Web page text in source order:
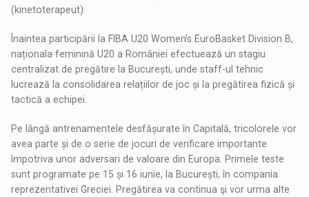
(kinetoterapeut).
Înaintea participării la FIBA U20 Women’s EuroBasket Division B,
naționala feminină U20 a României efectuează un stagiu
centralizat de pregătire la București, unde staff-ul tehnic
lucrează la consolidarea relațiilor de joc și la pregătirea fizică și
tactică a echipei.
Pe lângă antrenamentele desfășurate în Capitală, tricolorele vor
avea parte și de o serie de jocuri de verificare importante
împotriva unor adversari de valoare din Europa. Primele teste
sunt programate pe 15 și 16 iunie, la București, în compania
reprezentativei Greciei. Pregătirea va continua şi vor urma alte